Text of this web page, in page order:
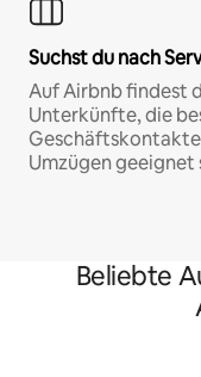
Suchst du nach
Auf Airbnb findest
Unterkünfte, die
Umzügen geeignet
Beliebte